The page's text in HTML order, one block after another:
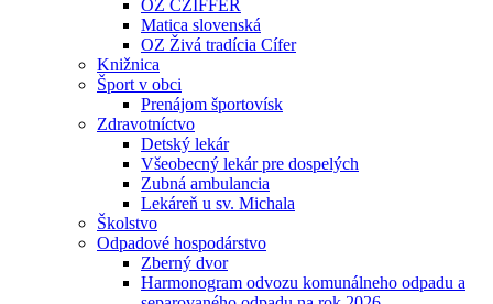
OZ CZIFFER
Matica slovenská
OZ Živá tradícia Cífer
Knižnica
Šport v obci
Prenájom športovísk
Zdravotníctvo
Detský lekár
Všeobecný lekár pre dospelých
Zubná ambulancia
Lekáreň u sv. Michala
Školstvo
Odpadové hospodárstvo
Zberný dvor
Harmonogram odvozu komunálneho odpadu a